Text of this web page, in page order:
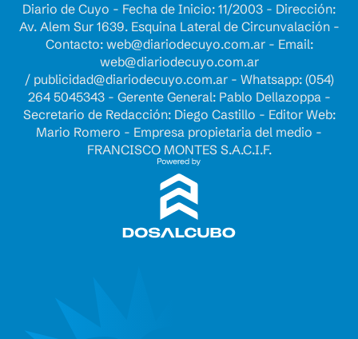
Diario de Cuyo - Fecha de Inicio: 11/2003 - Dirección:
Av. Alem Sur 1639. Esquina Lateral de Circunvalación -
Contacto: web@diariodecuyo.com.ar- Email:
web@diariodecuyo.com.ar
/ publicidad@diariodecuyo.com.ar- Whatsapp: (054)
264 5045343 - Gerente General: Pablo Dellazoppa -
Secretario de Redacción: Diego Castillo - Editor Web:
Mario Romero - Empresa propietaria del medio -
FRANCISCO MONTES S.A.C.I.F.